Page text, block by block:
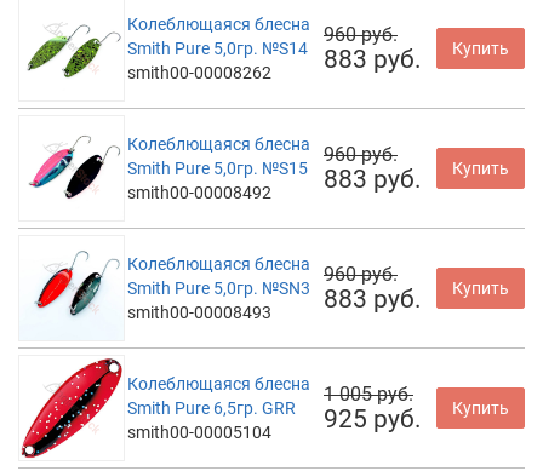
Колеблющаяся блесна
Smith Pure 5,0гр. №S14
smith00-00008262
960 руб.
883 руб. Купить
Колеблющаяся блесна
Smith Pure 5,0гр. №S15
smith00-00008492
960 руб.
883 руб. Купить
Колеблющаяся блесна
Smith Pure 5,0гр. №SN3
smith00-00008493
960 руб.
883 руб. Купить
Колеблющаяся блесна
Smith Pure 6,5гр. GRR
smith00-00005104
1 005 руб.
925 руб. Купить